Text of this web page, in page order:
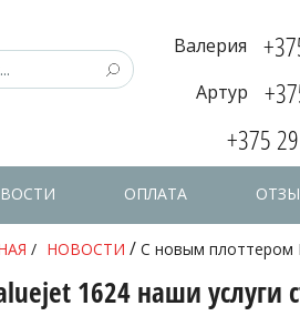
Валерия
Артур
+375 29
ОПЛАТА
/ НОВОСТИ / С новым плоттером
1624 наши услуги